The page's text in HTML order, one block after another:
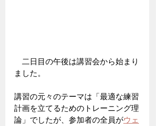
二日目の午後は講習会から始まり
ました。
講習の元々のテーマは「最適な練習
計画を立てるためのトレーニング理
論」でしたが、参加者の全員がウェ